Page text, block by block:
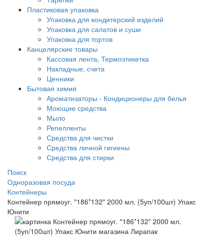
Пластиковая упаковка
Упаковка для кондитерский изделий
Упаковка для салатов и суши
Упаковка для тортов
Канцелярские товары
Кассовая лента, Термоэтикетка
Накладные, счета
Ценники
Бытовая химия
Ароматизаторы - Кондиционеры для белья
Моющие средства
Мыло
Репелленты
Средства для чистки
Средства личной гигиены
Средства для стирки
Поиск
Одноразовая посуда
Контейнеры
Контейнер прямоуг. "186*132" 2000 мл. (5уп/100шт) Упакс
Юнити